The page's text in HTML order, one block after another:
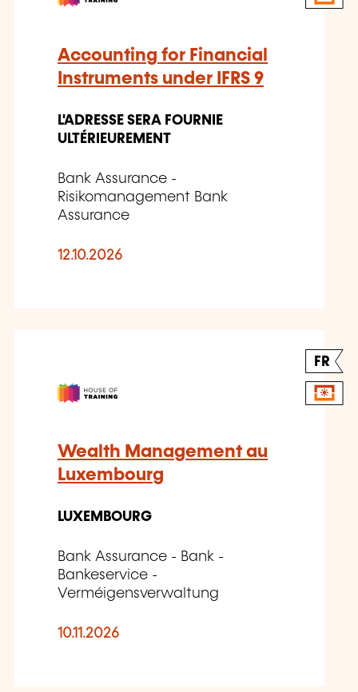
Accounting for Financial
Instruments under IFRS 9
L'ADRESSE SERA FOURNIE
ULTÉRIEUREMENT
Bank Assurance -
Risikomanagement Bank
Assurance
12.10.2026
FR
Wealth Management au
Luxembourg
LUXEMBOURG
Bank Assurance - Bank -
Bankeservice -
Verméigensverwaltung
10.11.2026